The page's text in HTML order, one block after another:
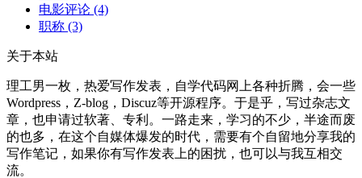
电影评论 (4)
职称 (3)
关于本站
理工男一枚，热爱写作发表，自学代码网上各种折腾，会一些
Wordpress，Z-blog，Discuz等开源程序。于是乎，写过杂志文
章，也申请过软著、专利。一路走来，学习的不少，半途而废
的也多，在这个自媒体爆发的时代，需要有个自留地分享我的
写作笔记，如果你有写作发表上的困扰，也可以与我互相交
流。